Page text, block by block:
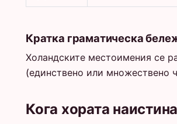
Кратка граматическа
Холандските местоимения се
(единствено или множествено
Кога хората